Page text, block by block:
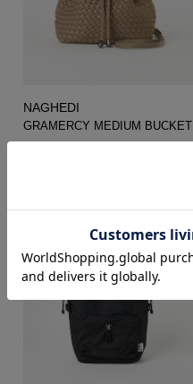
NAGHEDI
GRAMERCY MEDIUM BUCKET
SOLD OUT